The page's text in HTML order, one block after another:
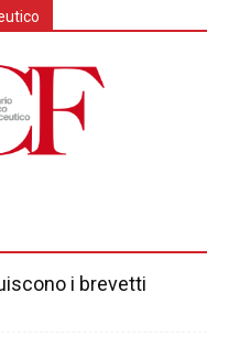
i brevetti